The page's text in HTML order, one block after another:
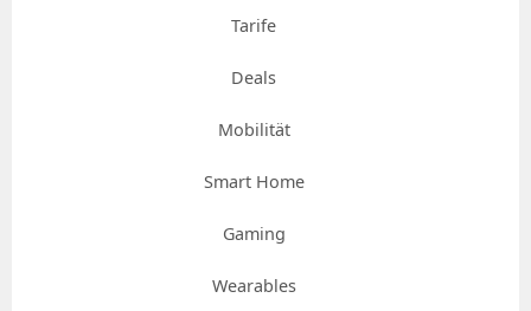
Tarife
Deals
Mobilität
Smart Home
Gaming
Wearables